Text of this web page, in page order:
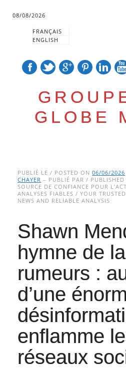
08/08/2026
FRANÇAIS
ENGLISH
GLOBE
Main menu
to
content
PUBLIÉ LE / POSTED ON06/06/2026
CHAYER – PUBLIÉ PAR / PUBLISHED
SOURCE DE CONFIANCE POUR
ANALYSES FIABLES / YOUR
NEWS AND RELIABLE ANALYSIS
Shawn
hymne de
rumeurs :
d’une
enflamme
réseaux